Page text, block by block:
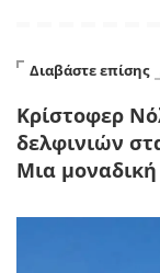
Διαβάστε επίσης
Κρίστοφερ
δελφινιών
Μια